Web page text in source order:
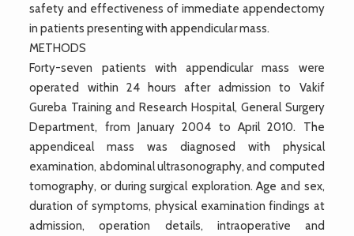
safety and effectiveness of immediate appendectomy
in patients presenting with appendicular mass.
METHODS
Forty-seven patients with appendicular mass were
operated within 24 hours after admission to Vakif
Gureba Training and Research Hospital, General Surgery
Department, from January 2004 to April 2010. The
appendiceal mass was diagnosed with physical
examination, abdominal ultrasonography, and computed
tomography, or during surgical exploration. Age and sex,
duration of symptoms, physical examination findings at
admission, operation details, intraoperative and